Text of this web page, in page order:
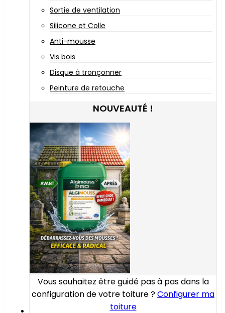
Sortie de ventilation
Silicone et Colle
Anti-mousse
Vis bois
Disque à tronçonner
Peinture de retouche
NOUVEAUTÉ !
Vous souhaitez être guidé pas à pas dans la
configuration de votre toiture ?Configurer ma
toiture